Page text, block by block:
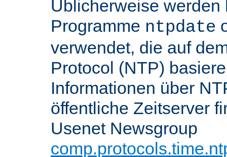
Üblicherweise werden
Programme ntpdate
verwendet, die auf
Protocol (NTP)
Informationen über
öffentliche Zeitserver
Usenet Newsgroup